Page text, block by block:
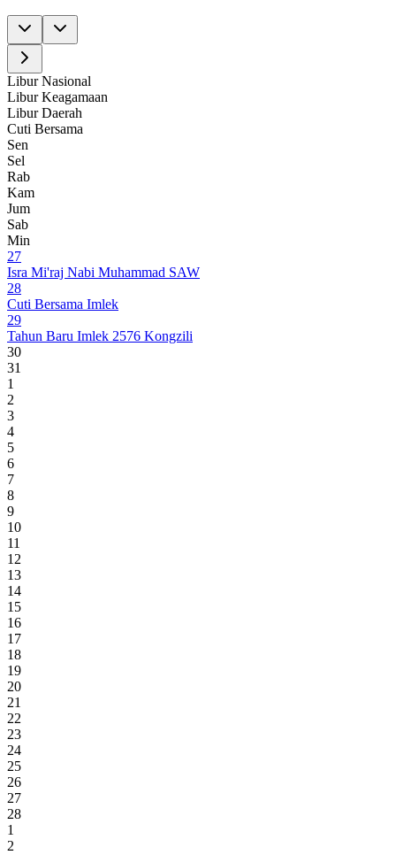
Libur Nasional
Libur Keagamaan
Libur Daerah
Cuti Bersama
Sen
Sel
Rab
Kam
Jum
Sab
Min
27
Isra Mi'raj Nabi Muhammad SAW
28
Cuti Bersama Imlek
29
Tahun Baru Imlek 2576 Kongzili
30
31
1
2
3
4
5
6
7
8
9
10
11
12
13
14
15
16
17
18
19
20
21
22
23
24
25
26
27
28
1
2